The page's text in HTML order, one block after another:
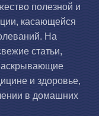
полезной и
касающейся
На
статьи,
и здоровье,
в домашних